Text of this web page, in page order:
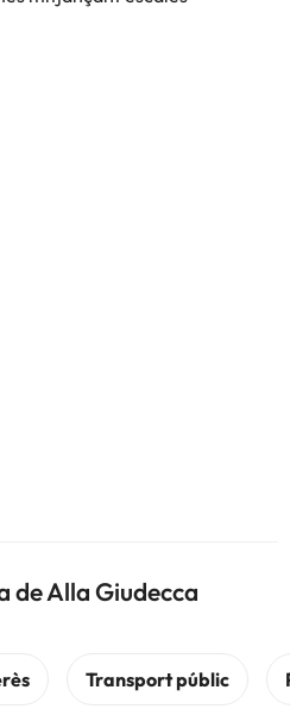
de Alla Giudecca